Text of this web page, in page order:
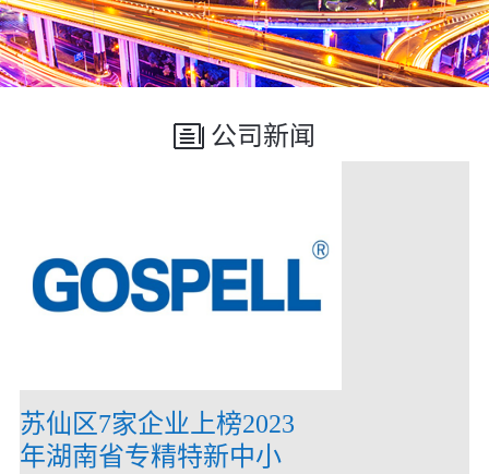
公司新闻
苏仙区7家企业上榜2023
年湖南省专精特新中小